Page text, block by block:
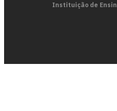
Instituição de